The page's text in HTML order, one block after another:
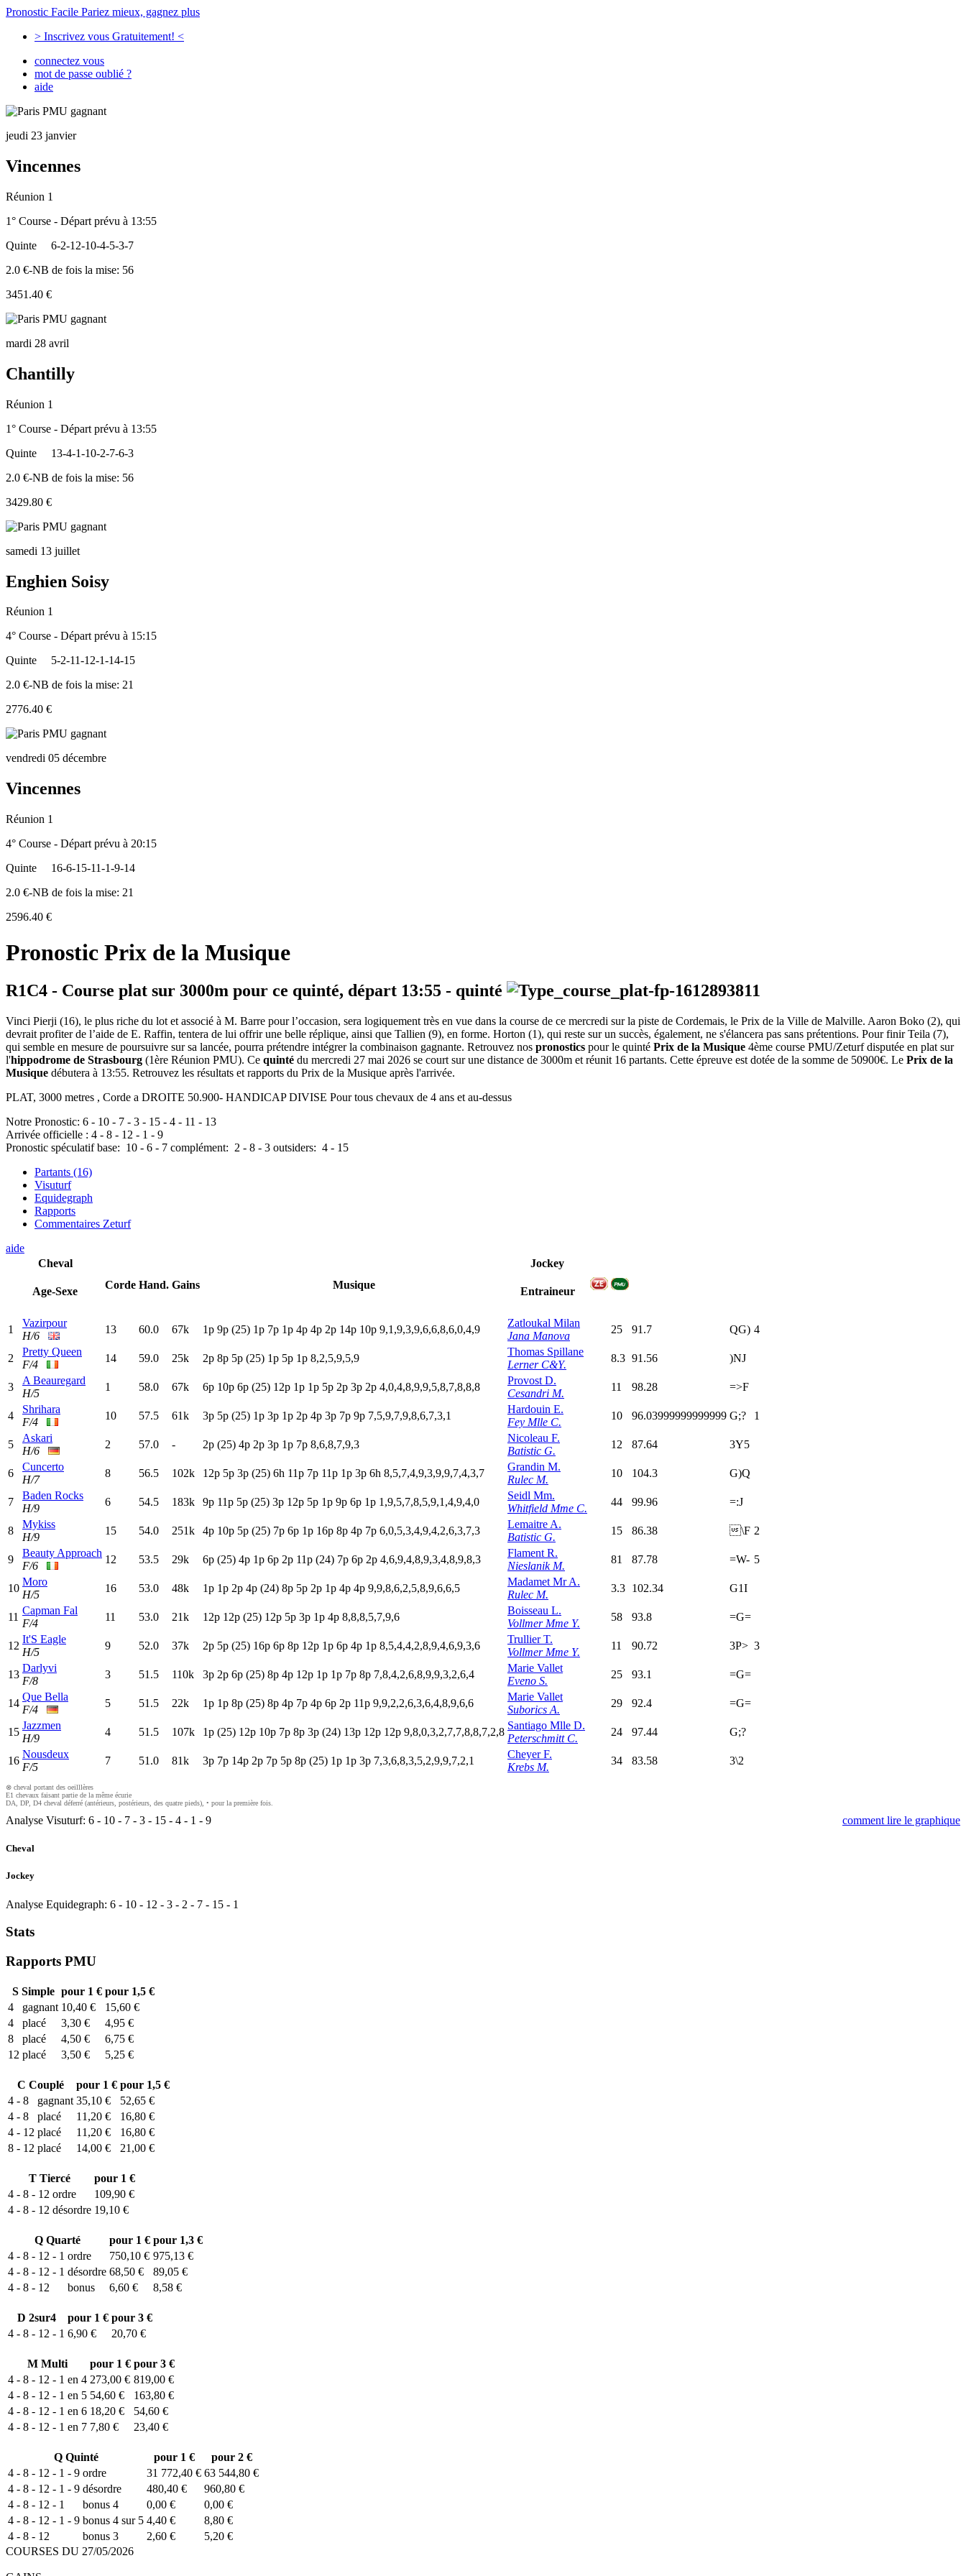
Pronostic Facile Pariez mieux, gagnez plus
> Inscrivez vous Gratuitement! <
connectez vous
mot de passe oublié ?
aide
jeudi 23 janvier
Vincennes
Réunion 1
1° Course - Départ prévu à 13:55
Quinte
6-2-12-10-4-5-3-7
2.0 €-NB de fois la mise: 56
3451.40 €
mardi 28 avril
Chantilly
Réunion 1
1° Course - Départ prévu à 13:55
Quinte
13-4-1-10-2-7-6-3
2.0 €-NB de fois la mise: 56
3429.80 €
samedi 13 juillet
Enghien Soisy
Réunion 1
4° Course - Départ prévu à 15:15
Quinte
5-2-11-12-1-14-15
2.0 €-NB de fois la mise: 21
2776.40 €
vendredi 05 décembre
Vincennes
Réunion 1
4° Course - Départ prévu à 20:15
Quinte
16-6-15-11-1-9-14
2.0 €-NB de fois la mise: 21
2596.40 €
Pronostic Prix de la Musique
R1C4 - Course plat sur 3000m pour ce quinté, départ 13:55 - quinté
Vinci Pierji (16), le plus riche du lot et associé à M. Barre pour l’occasion, sera logiquement très en vue dans la course de ce mercredi sur la piste de Cordemais, le Prix de la Ville de Malville. Aaron Boko (2), qui
devrait profiter de l’aide de E. Raffin, tentera de lui offrir une belle réplique, ainsi que Tallien (9), en forme. Horton (1), qui reste sur un succès, également, ne s'élancera pas sans prétentions. Pour finir Teila (7),
qui semble en mesure de poursuivre sur sa lancée, pourra prétendre intégrer la combinaison gagnante. Retrouvez nos pronostics pour le quinté Prix de la Musique 4ème course PMU/Zeturf disputée en plat sur
l'hippodrome de Strasbourg (1ère Réunion PMU). Ce quinté du mercredi 27 mai 2026 se court sur une distance de 3000m et réunit 16 partants. Cette épreuve est dotée de la somme de 50900€. Le Prix de la
Musique débutera à 13:55. Retrouvez les résultats et rapports du Prix de la Musique après l'arrivée.
PLAT, 3000 metres , Corde a DROITE 50.900- HANDICAP DIVISE Pour tous chevaux de 4 ans et au-dessus
Notre Pronostic: 6 - 10 - 7 - 3 - 15 - 4 - 11 - 13
Arrivée officielle : 4 - 8 - 12 - 1 - 9
Pronostic spéculatif base: 10 - 6 - 7 complément: 2 - 8 - 3 outsiders: 4 - 15
Partants (16)
Visuturf
Equidegraph
Rapports
Commentaires Zeturf
aide
Cheval
Age-Sexe
Corde Hand. Gains Musique
Jockey
Entraineur
1
Vazirpour
H/6
13 60.0 67k 1p 9p (25) 1p 7p 1p 4p 4p 2p 14p 10p 9,1,9,3,9,6,6,8,6,0,4,9
Zatloukal Milan
Jana Manova
25 91.7 QG) 4
2
Pretty Queen
F/4
14 59.0 25k 2p 8p 5p (25) 1p 5p 1p 8,2,5,9,5,9
Thomas Spillane
Lerner C&Y.
8.3 91.56 )NJ
3
A Beauregard
H/5
1 58.0 67k 6p 10p 6p (25) 12p 1p 1p 5p 2p 3p 2p 4,0,4,8,9,9,5,8,7,8,8,8
Provost D.
Cesandri M.
11 98.28 =>F
4
Shrihara
F/4
10 57.5 61k 3p 5p (25) 1p 3p 1p 2p 4p 3p 7p 9p 7,5,9,7,9,8,6,7,3,1
Hardouin E.
Fey Mlle C.
10 96.03999999999999 G;? 1
5
Askari
H/6
2 57.0 - 2p (25) 4p 2p 3p 1p 7p 8,6,8,7,9,3
Nicoleau F.
Batistic G.
12 87.64 3Y5
6
Cuncerto
H/7
8 56.5 102k 12p 5p 3p (25) 6h 11p 7p 11p 1p 3p 6h 8,5,7,4,9,3,9,9,7,4,3,7
Grandin M.
Rulec M.
10 104.3 G)Q
7
Baden Rocks
H/9
6 54.5 183k 9p 11p 5p (25) 3p 12p 5p 1p 9p 6p 1p 1,9,5,7,8,5,9,1,4,9,4,0
Seidl Mm.
Whitfield Mme C.
44 99.96 =:J
8
Mykiss
H/9
15 54.0 251k 4p 10p 5p (25) 7p 6p 1p 16p 8p 4p 7p 6,0,5,3,4,9,4,2,6,3,7,3
Lemaitre A.
Batistic G.
15 86.38 \F 2
9
Beauty Approach
F/6
12 53.5 29k 6p (25) 4p 1p 6p 2p 11p (24) 7p 6p 2p 4,6,9,4,8,9,3,4,8,9,8,3
Flament R.
Nieslanik M.
81 87.78 =W- 5
10
Moro
H/5
16 53.0 48k 1p 1p 2p 4p (24) 8p 5p 2p 1p 4p 4p 9,9,8,6,2,5,8,9,6,6,5
Madamet Mr A.
Rulec M.
3.3 102.34 G1I
11
Capman Fal
F/4
11 53.0 21k 12p 12p (25) 12p 5p 3p 1p 4p 8,8,8,5,7,9,6
Boisseau L.
Vollmer Mme Y.
58 93.8 =G=
12
It'S Eagle
H/5
9 52.0 37k 2p 5p (25) 16p 6p 8p 12p 1p 6p 4p 1p 8,5,4,4,2,8,9,4,6,9,3,6
Trullier T.
Vollmer Mme Y.
11 90.72 3P> 3
13
Darlyvi
F/8
3 51.5 110k 3p 2p 6p (25) 8p 4p 12p 1p 1p 7p 8p 7,8,4,2,6,8,9,9,3,2,6,4
Marie Vallet
Eveno S.
25 93.1 =G=
14
Que Bella
F/4
5 51.5 22k 1p 1p 8p (25) 8p 4p 7p 4p 6p 2p 11p 9,9,2,2,6,3,6,4,8,9,6,6
Marie Vallet
Suborics A.
29 92.4 =G=
15
Jazzmen
H/9
4 51.5 107k 1p (25) 12p 10p 7p 8p 3p (24) 13p 12p 12p 9,8,0,3,2,7,7,8,8,7,2,8
Santiago Mlle D.
Peterschmitt C.
24 97.44 G;?
16
Nousdeux
F/5
7 51.0 81k 3p 7p 14p 2p 7p 5p 8p (25) 1p 1p 3p 7,3,6,8,3,5,2,9,9,7,2,1
Cheyer F.
Krebs M.
34 83.58 3\2
⊗ cheval portant des oeilllères
E1 chevaux faisant partie de la même écurie
DA, DP, D4 cheval déferré (antérieurs, postérieurs, des quatre pieds), • pour la première fois.
Analyse Visuturf: 6 - 10 - 7 - 3 - 15 - 4 - 1 - 9 comment lire le graphique
Cheval
Jockey
Analyse Equidegraph: 6 - 10 - 12 - 3 - 2 - 7 - 15 - 1
Stats
Rapports PMU
SSimple pour 1 € pour 1,5 €
4
gagnant 10,40 €
15,60 €
4
placé 3,30 €
4,95 €
8
placé 4,50 €
6,75 €
12 placé 3,50 € 5,25 €
C Couplé pour 1 € pour 1,5 €
4 - 8
gagnant 35,10 €
52,65 €
4 - 8
placé 11,20 €
16,80 €
4 - 12 placé 11,20 €
16,80 €
8 - 12 placé 14,00 € 21,00 €
T Tiercé
pour 1 €
4 - 8 - 12 ordre
109,90 €
4 - 8 - 12 désordre 19,10 €
QQuarté pour 1 € pour 1,3 €
4 - 8 - 12 - 1 ordre 750,10 € 975,13 €
4 - 8 - 12 - 1 désordre 68,50 €
89,05 €
4 - 8 - 12
bonus 6,60 € 8,58 €
D 2sur4 pour 1 € pour 3 €
4 - 8 - 12 - 1 6,90 € 20,70 €
M Multi pour 1 € pour 3 €
4 - 8 - 12 - 1 en 4 273,00 € 819,00 €
4 - 8 - 12 - 1 en 5 54,60 €
163,80 €
4 - 8 - 12 - 1 en 6 18,20 €
54,60 €
4 - 8 - 12 - 1 en 7 7,80 € 23,40 €
QQuinté pour 1 €
pour 2 €
4 - 8 - 12 - 1 - 9 ordre 31 772,40 € 63 544,80 €
4 - 8 - 12 - 1 - 9 désordre 480,40 €
960,80 €
4 - 8 - 12 - 1
bonus 4 0,00 €
0,00 €
4 - 8 - 12 - 1 - 9 bonus 4 sur 5 4,40 €
8,80 €
4 - 8 - 12
bonus 3 2,60 €
5,20 €
COURSES DU 27/05/2026